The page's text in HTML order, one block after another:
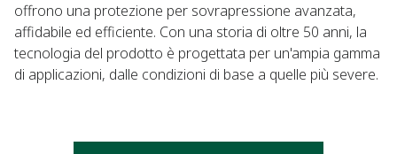
offrono una protezione per sovrapressione avanzata,
affidabile ed efficiente. Con una storia di oltre 50 anni, la
tecnologia del prodotto è progettata per un'ampia gamma
di applicazioni, dalle condizioni di base a quelle più severe.